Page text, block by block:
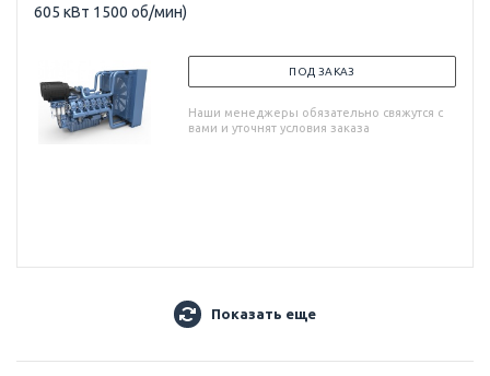
605 кВт 1500 об/мин)
ПОД ЗАКАЗ
Наши менеджеры обязательно свяжутся с
вами и уточнят условия заказа
Показать еще